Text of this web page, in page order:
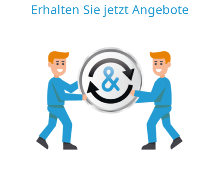
Erhalten Sie jetzt Angebote